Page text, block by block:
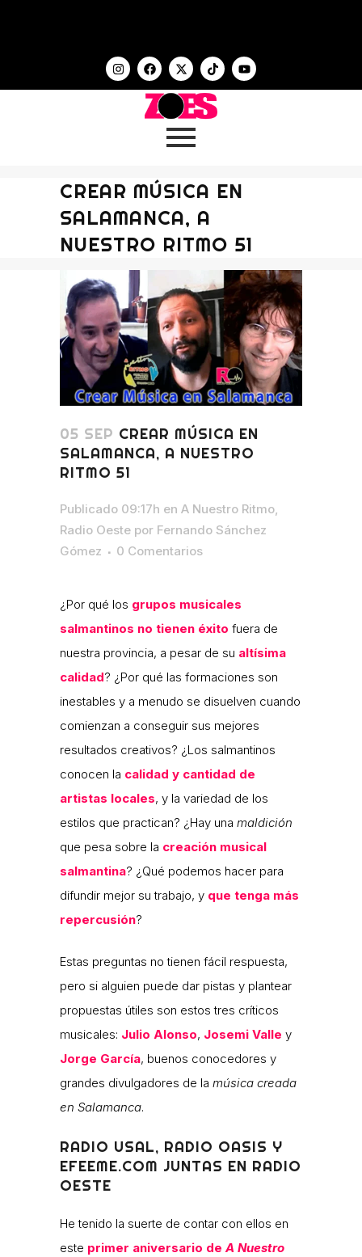
CREAR MÚSICA EN
SALAMANCA, A
NUESTRO RITMO 51
05 SEP CREAR MÚSICA EN
SALAMANCA, A NUESTRO
RITMO 51
Publicado 09:17h en A Nuestro Ritmo,
Radio Oeste por Fernando Sánchez
Gómez
0 Comentarios
¿Por qué los grupos musicales
salmantinos no tienen éxito fuera de
nuestra provincia, a pesar de su altísima
calidad? ¿Por qué las formaciones son
inestables y a menudo se disuelven cuando
comienzan a conseguir sus mejores
resultados creativos? ¿Los salmantinos
conocen la calidad y cantidad de
artistas locales, y la variedad de los
estilos que practican? ¿Hay una maldición
que pesa sobre la creación musical
salmantina? ¿Qué podemos hacer para
difundir mejor su trabajo, y que tenga más
repercusión?
Estas preguntas no tienen fácil respuesta,
pero si alguien puede dar pistas y plantear
propuestas útiles son estos tres críticos
musicales: Julio Alonso, Josemi Valle y
Jorge García, buenos conocedores y
grandes divulgadores de la música creada
en Salamanca.
RADIO USAL, RADIO OASIS Y
EFEEME.COM JUNTAS EN RADIO
OESTE
He tenido la suerte de contar con ellos en
este primer aniversario deA Nuestro